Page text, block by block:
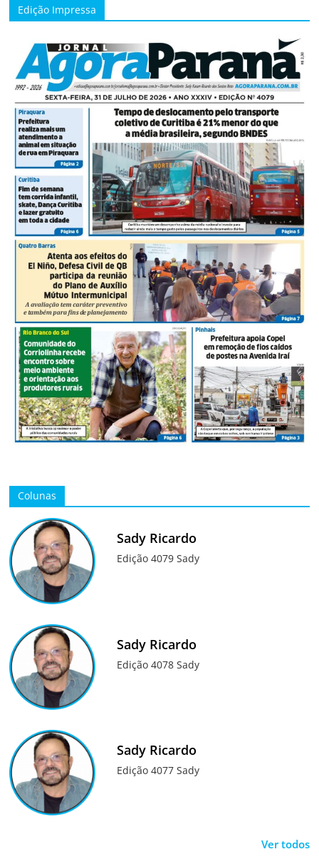
Edição Impressa
Colunas
Sady Ricardo
Edição 4079 Sady
Sady Ricardo
Edição 4078 Sady
Sady Ricardo
Edição 4077 Sady
Ver todos